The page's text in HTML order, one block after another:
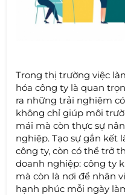
Trong thị trường việc
hóa công ty là quan
ra những trải nghiệm
không chỉ giúp môi
mái mà còn thực sự
nghiệp. Tạo sự gắn kết
công ty, còn có thể trở
doanh nghiệp: công ty
mà còn là nơi để nhân
hạnh phúc mỗi ngày